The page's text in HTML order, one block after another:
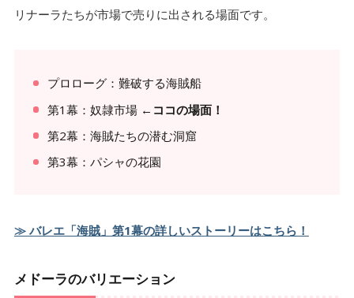
リナーラたちが市場で売りに出される場面です。
プロローグ：難破する海賊船
第1幕：奴隷市場 ←ココの場面！
第2幕：海賊たちの潜む洞窟
第3幕：パシャの花園
≫ バレエ「海賊」第1幕の詳しいストーリーはこちら！
メドーラのバリエーション